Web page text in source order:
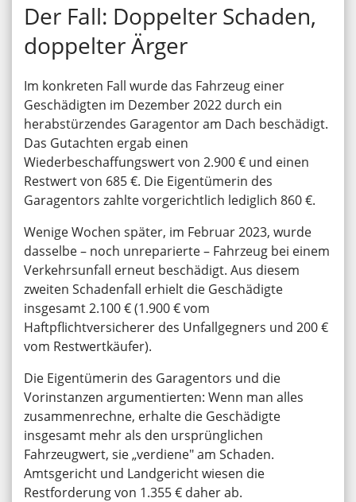
Der Fall: Doppelter Schaden,
doppelter Ärger
Im konkreten Fall wurde das Fahrzeug einer
Geschädigten im Dezember 2022 durch ein
herabstürzendes Garagentor am Dach beschädigt.
Das Gutachten ergab einen
Wiederbeschaffungswert von 2.900 € und einen
Restwert von 685 €. Die Eigentümerin des
Garagentors zahlte vorgerichtlich lediglich 860 €.
Wenige Wochen später, im Februar 2023, wurde
dasselbe – noch unreparierte – Fahrzeug bei einem
Verkehrsunfall erneut beschädigt. Aus diesem
zweiten Schadenfall erhielt die Geschädigte
insgesamt 2.100 € (1.900 € vom
Haftpflichtversicherer des Unfallgegners und 200 €
vom Restwertkäufer).
Die Eigentümerin des Garagentors und die
Vorinstanzen argumentierten: Wenn man alles
zusammenrechne, erhalte die Geschädigte
insgesamt mehr als den ursprünglichen
Fahrzeugwert, sie „verdiene" am Schaden.
Amtsgericht und Landgericht wiesen die
Restforderung von 1.355 € daher ab.